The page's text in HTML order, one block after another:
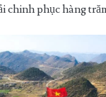
chinh phục hàng